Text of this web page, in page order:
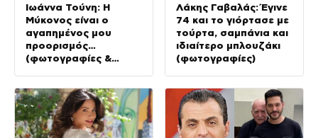
Ιωάννα Τούνη: Η
Μύκονος είναι ο
αγαπημένος μου
προορισμός…
(φωτογραφίες &
Λάκης Γαβαλάς: Έγινε
74 και το γιόρτασε με
τούρτα, σαμπάνια και
ιδιαίτερο μπλουζάκι
(φωτογραφίες)